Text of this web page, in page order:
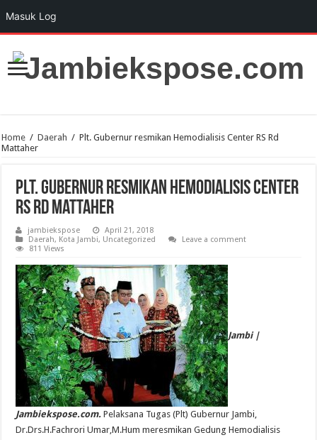
Home / Daerah / Plt. Gubernur resmikan Hemodialisis Center RS Rd
Mattaher
Plt. Gubernur resmikan Hemodialisis Center
RS Rd Mattaher
jambiekspose
April 21, 2018
Daerah, Kota Jambi, Uncategorized
Leave a comment
811 Views
Jambi |
Jambiekspose.com. Pelaksana Tugas (Plt) Gubernur Jambi,
Dr.Drs.H.Fachrori Umar,M.Hum meresmikan Gedung Hemodialisis
Masuk Log